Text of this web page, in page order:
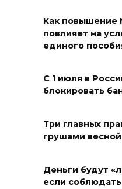
06 августа 2026
Ростовской
06 августа 2026
донских
Как повышение
повлияет на
единого
С 1 июля в
блокировать
Три главных
грушами весной
Деньги будут
если